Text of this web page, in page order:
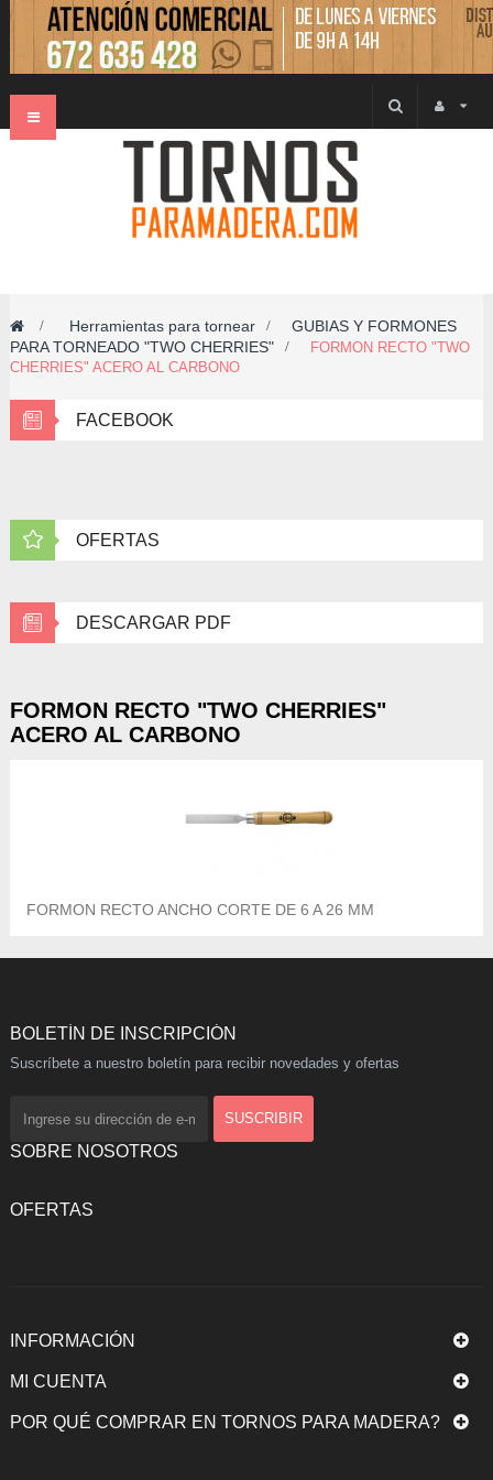
Navegación
> Herramientas para tornear >
GUBIAS Y FORMONES
PARA TORNEADO "TWO CHERRIES"
>
FORMON RECTO "TWO
CHERRIES" ACERO AL CARBONO
FACEBOOK
OFERTAS
DESCARGAR PDF
FORMON RECTO "TWO CHERRIES"
ACERO AL CARBONO
FORMON RECTO ANCHO CORTE DE 6 A 26 MM
BOLETÍN DE INSCRIPCIÓN
Suscríbete a nuestro boletín para recibir novedades y ofertas
SOBRE NOSOTROS
OFERTAS
INFORMACIÓN
MI CUENTA
POR QUÉ COMPRAR EN TORNOS PARA MADERA?